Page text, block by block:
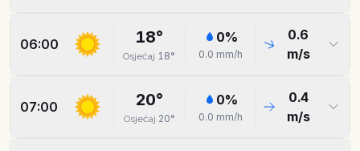
06:00 18°
Osjećaj 18°
0%
0.0 mm/h
0.6
m/s
07:00 20°
Osjećaj 20°
0%
0.0 mm/h
0.4
m/s